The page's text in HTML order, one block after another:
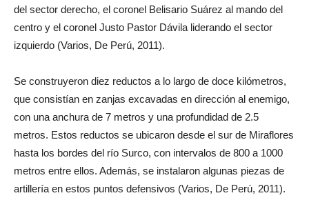
del sector derecho, el coronel Belisario Suárez al mando del
centro y el coronel Justo Pastor Dávila liderando el sector
izquierdo (Varios, De Perú, 2011).
Se construyeron diez reductos a lo largo de doce kilómetros,
que consistían en zanjas excavadas en dirección al enemigo,
con una anchura de 7 metros y una profundidad de 2.5
metros. Estos reductos se ubicaron desde el sur de Miraflores
hasta los bordes del río Surco, con intervalos de 800 a 1000
metros entre ellos. Además, se instalaron algunas piezas de
artillería en estos puntos defensivos (Varios, De Perú, 2011).